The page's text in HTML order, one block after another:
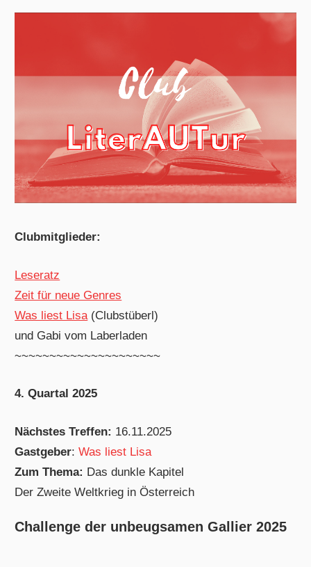
Clubmitglieder:
Leseratz
Zeit für neue Genres
Was liest Lisa (Clubstüberl)
und Gabi vom Laberladen
~~~~~~~~~~~~~~~~~~~~~
4. Quartal 2025
Nächstes Treffen: 16.11.2025
Gastgeber:Was liest Lisa
Zum Thema: Das dunkle Kapitel
Der Zweite Weltkrieg in Österreich
Challenge der unbeugsamen Gallier 2025